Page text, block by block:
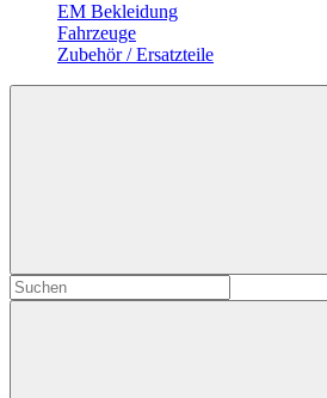
EM Bekleidung
Fahrzeuge
Zubehör / Ersatzteile